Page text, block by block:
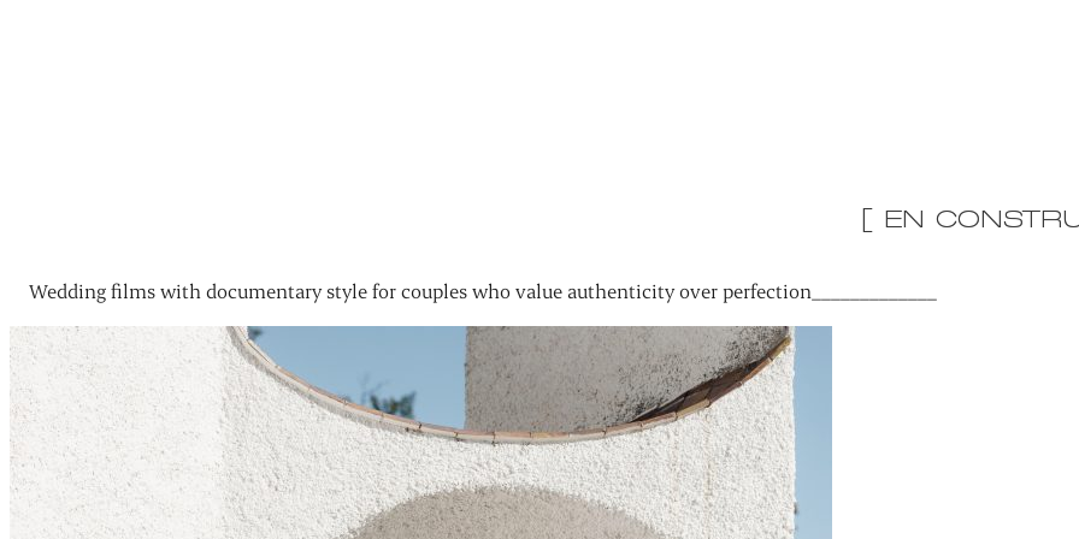
[ EN
Wedding films with documentary style for couples who value authenticity over perfection_____________